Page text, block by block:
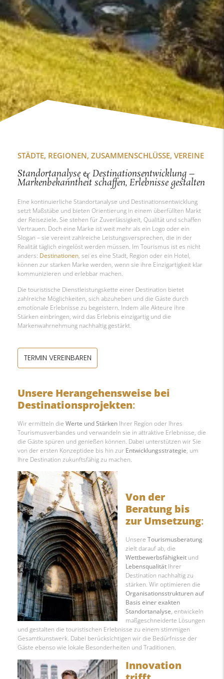
STÄDTE, REGIONEN, ZUSAMMENSCHLÜSSE, VEREINE
Standortanalyse & Destinationsentwicklung –
Markenbekanntheit schaffen, Erlebnisse gestalten
Eine kontinuierliche Standortanalyse und Destinationsentwicklung
setzt Maßstäbe und bieten Orientierung in einem überfüllten Markt
der Reiseziele. Sie stehen für Zuverlässigkeit, Qualität und schaffen
Vertrauen. Doch eine Marke ist weit mehr als ein Logo oder ein
Slogan – sie vereint zahlreiche Leistungsversprechen, die in der
Realität täglich eingelöst werden müssen. Im Tourismus ist es nicht
anders: Destinationen, sei es eine Stadt, Region oder ein Hotel,
können zur starken Marke werden, wenn sie ihre Einzigartigkeit klar
kommunizieren und erlebbar machen.
Die touristische Dienstleistungskette einer Destination bietet
zahlreiche Möglichkeiten, sich abzuheben und die Gäste durch
emotionale Erlebnisse zu begeistern. Indem alle Akteure ihre
Stärken einbringen, wird das Erlebnis einzigartig und die
Markenwahrnehmung nachhaltig gestärkt.
TERMIN VEREINBAREN
Unsere Herangehensweise bei
Destinationsprojekten:
Wir ermitteln die Werte und Stärken Ihrer Region oder Ihres
Tourismusverbandes und verwandeln sie in attraktive Erlebnisse, die
die Gäste spüren und genießen können. Dabei unterstützen wir Sie
von der ersten Konzeptidee bis hin zur Entwicklungsstrategie, um
Ihre Destination zukunftsfähig zu machen.
Von der
Beratung bis
zur Umsetzung:
Unsere Tourismusberatung
zielt darauf ab, die
Wettbewerbsfähigkeit und
Lebensqualität Ihrer
Destination nachhaltig zu
stärken. Wir optimieren die
Organisationsstrukturen auf
Basis einer exakten
Standortanalyse, entwickeln
maßgeschneiderte Lösungen
und gestalten die touristischen Erlebnisse zu einem stimmigen
Gesamtkunstwerk. Dabei berücksichtigen wir die Bedürfnisse der
Gäste ebenso wie lokale Besonderheiten und Traditionen.
Innovation